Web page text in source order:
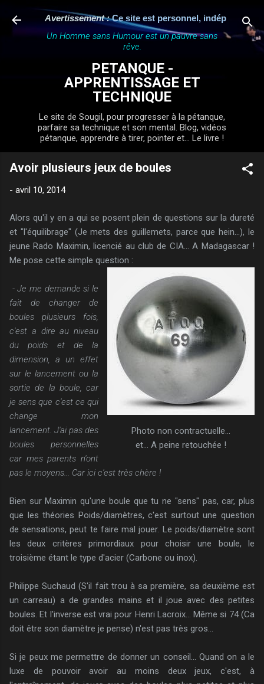
Accéder au contenu principal
Avertissement : Ce site est personnel, indépendant et n'a
Un Homme sans Humour est un pauvre sans
rêve.
PETANQUE -
APPRENTISSAGE ET
TECHNIQUE
Le site de Sougil, pour progresser à la pétanque,
parfaire sa technique et son mental. Blog, vidéos
pétanque, apprendre à tirer, pointer et... Le livre !
Avoir plusieurs jeux de boules
- avril 10, 2014
Alors qu'il y en a qui se posent plein de questions sur la dureté
et "l'équilibrage" (Je mets des guillemets, parce que hein...), le
jeune Rado Maximin, licencié au club de CIA... A Madagascar !
Me pose cette simple question :
Photo non contractuelle...
et... A peine retouchée !
- Je me demande si le
fait de changer de
boules plusieurs fois,
c'est a dire au niveau
du poids et de la
dimension, a un effet
sur le lancement ou la
sortie de la boule, car
je sens que c'est ce qui
change mon
lancement. J'ai pas des
boules personnelles
car mes parents n'ont
pas le moyens... Car ici c'est très chère !
Bien sur Maximin qu'une boule que tu ne "sens" pas, car, plus
que les théories Poids/diamètres, c'est surtout une question
de sensations, peut te faire mal jouer. Le poids/diamètre sont
les deux critères primordiaux pour choisir une boule, le
troisième étant le type d'acier (Carbone ou inox).
Philippe Suchaud (S'il fait trou à sa première, sa deuxième est
un carreau) a de grandes mains et il joue avec des petites
boules. Et l'inverse est vrai pour Henri Lacroix... Même si 74 (Ca
doit être son diamètre je pense) n'est pas très gros...
Si je peux me permettre de donner un conseil... Quand on a le
luxe de pouvoir avoir au moins deux jeux, c'est, à